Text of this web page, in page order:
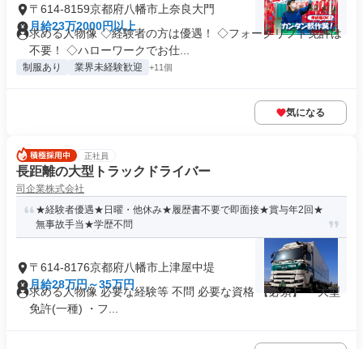
〒614-8159京都府八幡市上奈良大門
月給23万2000円以上
求める人物像 ◇経験者の方は優遇！ ◇フォークリフト免許は
不要！ ◇ハローワークでお仕...
制服あり 業界未経験歓迎 +11個
気になる
正社員
長距離の大型トラックドライバー
司企業株式会社
★経験者優遇★日曜・他休み★履歴書不要で即面接★賞与年2回★
無事故手当★学歴不問
〒614-8176京都府八幡市上津屋中堤
月給28万円～35万円
求める人物像 必要な経験等 不問 必要な資格 【必須】 ・大型
免許(一種) ・フ...